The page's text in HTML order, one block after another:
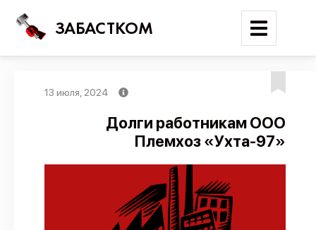
ЗАБАСТКОМ
Поиск
Новости
Карта событий
Трудовые конфликты
13 июля, 2024
Долги работникам ООО
Племхоз «Ухта-97»